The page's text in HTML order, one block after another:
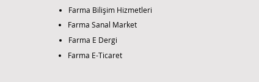
Farma Bilişim Hizmetleri
Farma Sanal Market
Farma E Dergi
Farma E-Ticaret